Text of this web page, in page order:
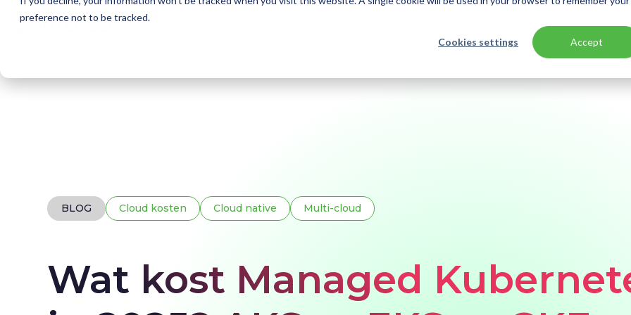
preference not to be tracked.
Cookies settings Accept
BLOG Cloud kosten Cloud native Multi-cloud
Wat kost Managed